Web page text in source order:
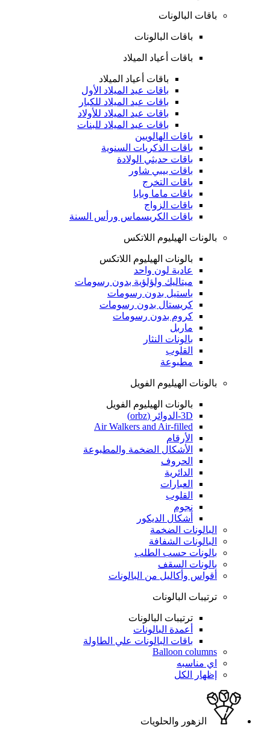
باقات البالونات
باقات البالونات
باقات أعياد الميلاد
باقات أعياد الميلاد
باقات عيد الميلاد الأول
باقات عيد الميلاد للكبار
باقات عيد الميلاد للأولاد
باقات عيد الميلاد للبنات
باقات الهالويين
باقات الذكريات السنوية
باقات حديثي الولادة
باقات بيبي شاور
باقات التخرج
باقات ماما وبابا
باقات الزواج
باقات الكريسماس ورأس السنة
بالونات الهيليوم اللاتكس
بالونات الهيليوم اللاتكس
عادية لون واحد
ميتاليك ولؤلؤية بدون رسومات
باستيل بدون رسومات
كريستال بدون رسومات
كروم بدون رسومات
ماربل
بالونات النثار
القلوب
مطبوعة
بالونات الهيليوم الفويل
بالونات الهيليوم الفويل
3D-الدوائر (orbz)
Air Walkers and Air-filled
الأرقام
الأشكال الضخمة والمطبوعة
الحروف
الدائرية
العبارات
القلوب
نجوم
أشكال الديكور
البالونات الضخمة
البالونات الشفافة
بالونات حسب الطلب
بالونات السقف
أقواس وأكاليل من البالونات
ترتيبات البالونات
ترتيبات البالونات
أعمدة البالونات
باقات البالونات علي الطاولة
Balloon columns
اي مناسبه
إظهار الكل
الزهور والحلويات